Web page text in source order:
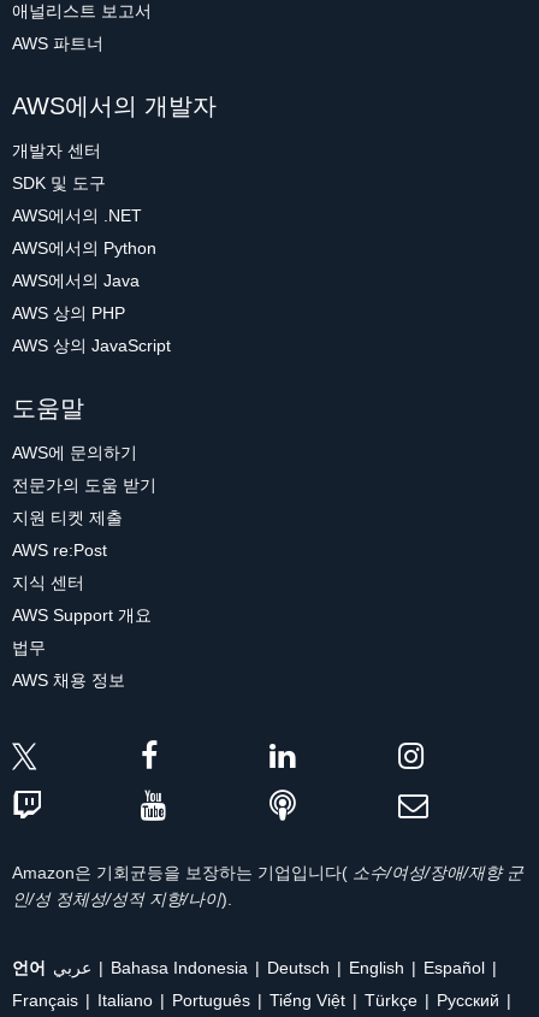
애널리스트 보고서
AWS 파트너
AWS에서의 개발자
개발자 센터
SDK 및 도구
AWS에서의 .NET
AWS에서의 Python
AWS에서의 Java
AWS 상의 PHP
AWS 상의 JavaScript
도움말
AWS에 문의하기
전문가의 도움 받기
지원 티켓 제출
AWS re:Post
지식 센터
AWS Support 개요
법무
AWS 채용 정보
Amazon은 기회균등을 보장하는 기업입니다( 소수/여성/장애/재향 군
인/성 정체성/성적 지향/나이).
언어 عربي Bahasa Indonesia Deutsch English
Español
Français
Italiano Português Tiếng Việt Türkçe Ρусский